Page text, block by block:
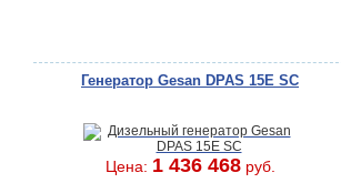
Генератор Gesan DPAS 15E SC
Цена: 1 436 468руб.